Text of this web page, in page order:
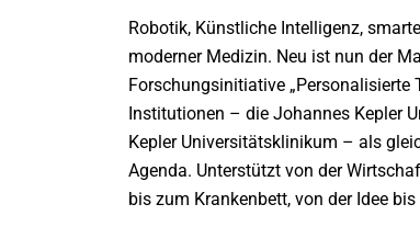
Robotik, Künstliche Intelligenz,
moderner Medizin. Neu ist nun der
Forschungsinitiative „Personalisierte
Institutionen – die Johannes Kepler
Kepler Universitätsklinikum – als
Agenda. Unterstützt von der
bis zum Krankenbett, von der Idee